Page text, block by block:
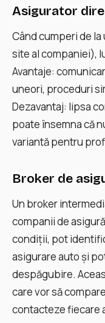
Asigurator
Când cumperi de
site al companiei),
Avantaje:
uneori, proceduri
Dezavantaj: lipsa
poate însemna că
variantă pentru
Broker de
Un broker
companii de
condiții, pot
asigurare auto și
despăgubire.
care vor să
contacteze fiecare